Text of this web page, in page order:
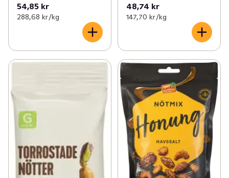
54,85 kr
288,68 kr /kg
48,74 kr
147,70 kr /kg